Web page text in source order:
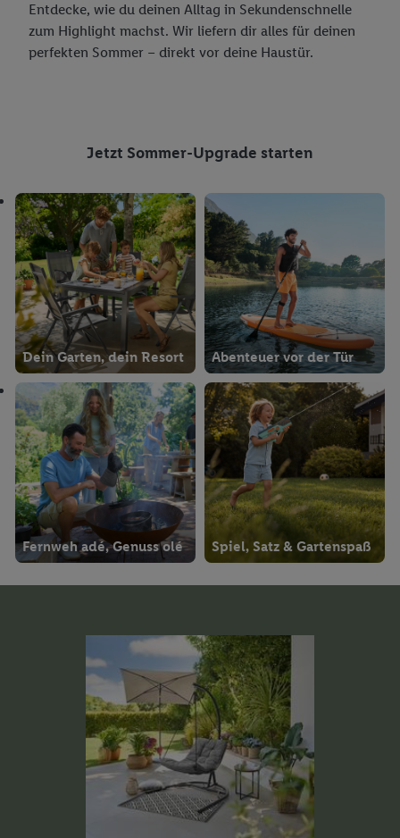
Entdecke, wie du deinen Alltag in Sekundenschnelle
zum Highlight machst. Wir liefern dir alles für deinen
perfekten Sommer – direkt vor deine Haustür.
Jetzt Sommer-Upgrade starten
Dein Garten, dein Resort Abenteuer vor der Tür
Fernweh adé, Genuss olé Spiel, Satz & Gartenspaß